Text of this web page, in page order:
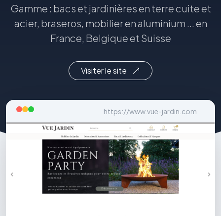
Gamme : bacs et jardinières en terre cuite et
acier, braseros, mobilier en aluminium ... en
France, Belgique et Suisse
Visiter le site
https://www.vue-jardin.com